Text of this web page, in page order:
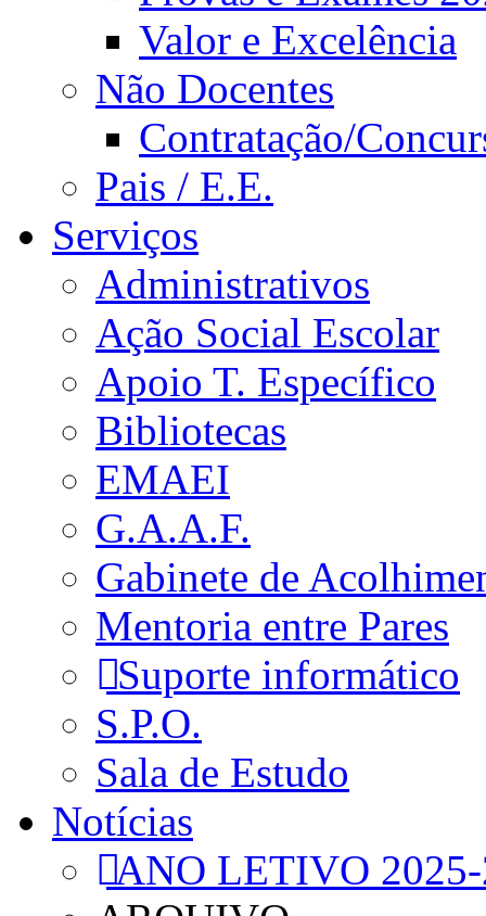
Valor e Excelência
Não Docentes
Contratação/
Pais / E.E.
Serviços
Administrativos
Ação Social Escolar
Apoio T. Específico
Bibliotecas
EMAEI
G.A.A.F.
Gabinete de
Mentoria entre Pares
Suporte informático
S.P.O.
Sala de Estudo
Notícias
ANO LETIVO